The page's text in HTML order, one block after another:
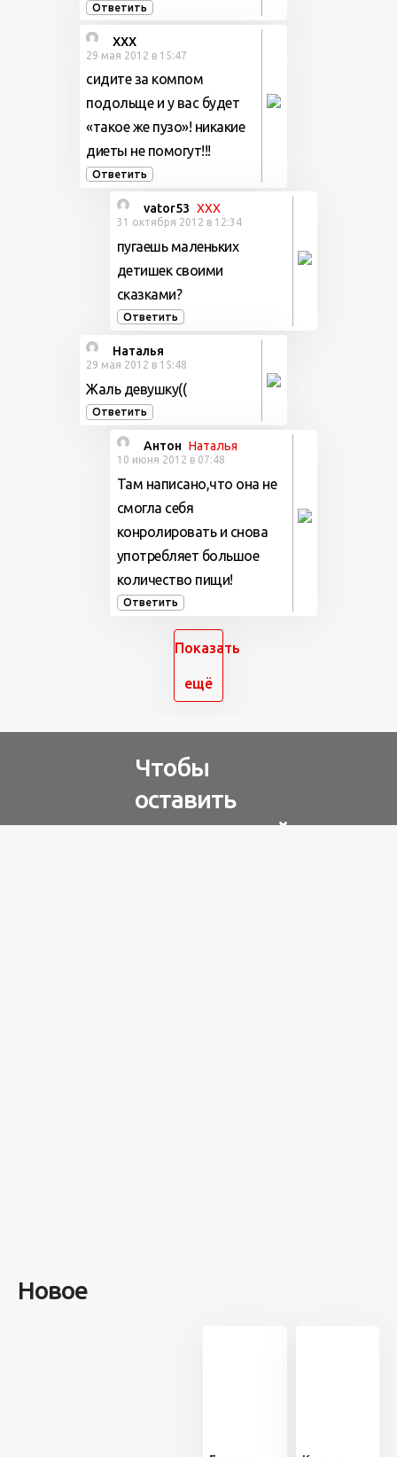
Ответить
ХХХ
29 мая 2012 в 15:47
сидите за компом
подольще и у вас будет
«такое же пузо»! никакие
диеты не помогут!!!
Ответить
vator53 ХХХ
31 октября 2012 в 12:34
пугаешь маленьких
детишек своими
сказками?
Ответить
Наталья
29 мая 2012 в 15:48
Жаль девушку((
Ответить
Антон Наталья
10 июня 2012 в 07:48
Там написано,что она не
смогла себя
конролировать и снова
употребляет большое
количество пищи!
Ответить
Показать
ещё
Чтобы
оставить
комментарий
Новое
5 минут